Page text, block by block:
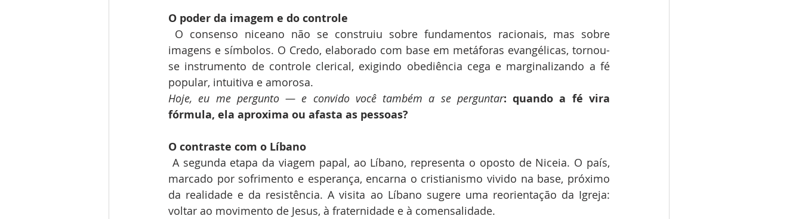
O poder da imagem e do controle
O consenso niceano não se construiu sobre fundamentos racionais, mas sobre
imagens e símbolos. O Credo, elaborado com base em metáforas evangélicas, tornou-
se instrumento de controle clerical, exigindo obediência cega e marginalizando a fé
popular, intuitiva e amorosa.
Hoje, eu me pergunto — e convido você também a se perguntar: quando a fé vira
fórmula, ela aproxima ou afasta as pessoas?
O contraste com o Líbano
A segunda etapa da viagem papal, ao Líbano, representa o oposto de Niceia. O país,
marcado por sofrimento e esperança, encarna o cristianismo vivido na base, próximo
da realidade e da resistência. A visita ao Líbano sugere uma reorientação da Igreja:
voltar ao movimento de Jesus, à fraternidade e à comensalidade.